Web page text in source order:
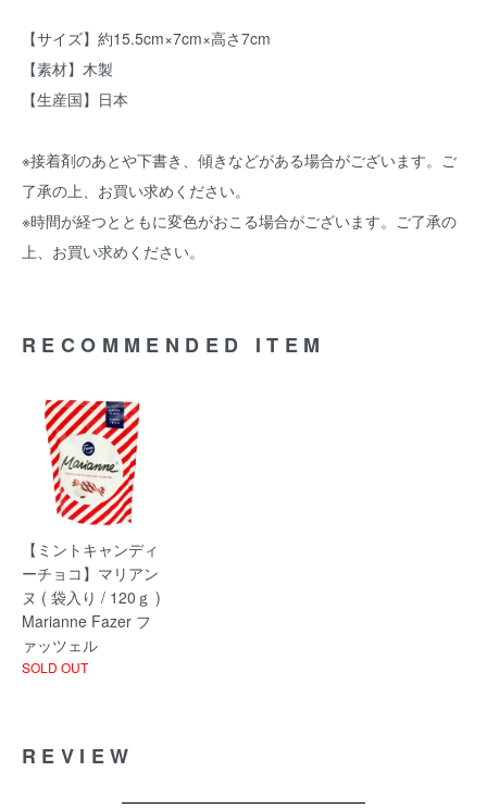
【サイズ】約15.5cm×7cm×高さ7cm
【素材】木製
【生産国】日本
※接着剤のあとや下書き、傾きなどがある場合がございます。ご
了承の上、お買い求めください。
※時間が経つとともに変色がおこる場合がございます。ご了承の
上、お買い求めください。
RECOMMENDED ITEM
【ミントキャンディ
ーチョコ】マリアン
ヌ ( 袋入り / 120ｇ )
Marianne Fazer フ
ァッツェル
SOLD OUT
REVIEW